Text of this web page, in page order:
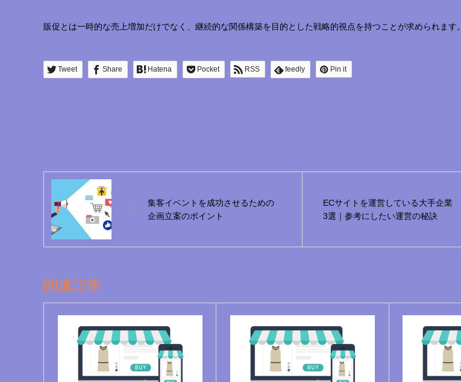
販促とは一時的な売上増加だけでなく、継続的な関係構築を目的とした戦略的視点を持つことが求められます。
Tweet Share Hatena Pocket RSS feedly Pin it
集客イベントを成功させるための
企画立案のポイント
ECサイトを運営している大手企業
3選｜参考にしたい運営の秘訣
関連記事